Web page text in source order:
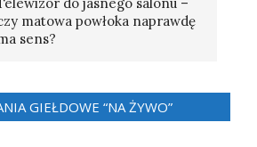
matowa powłoka naprawdę
sens?
GIEŁDOWE “NA ŻYWO”